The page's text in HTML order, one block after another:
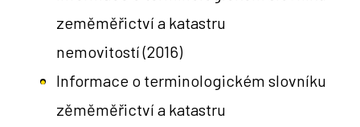
zeměměřictví a katastru
nemovitostí(2016)
Informace o terminologickém slovníku
zěměměřictví a katastru